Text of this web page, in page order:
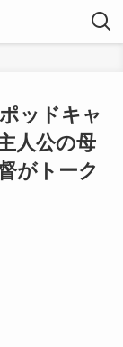
ッドキャ
人公の母
がトーク